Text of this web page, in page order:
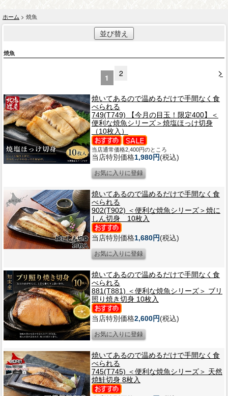
ホーム > 焼魚
並び替え
焼魚
>
1 2
焼いてあるので温めるだけで手間なく食
べられる
749(T749) 【今月の目玉！限定400】＜
便利な焼魚シリーズ＞焼塩ほっけ切身
（10枚入）
当店通常価格2,400円のところ
当店特別価格1,980円(税込)
焼いてあるので温めるだけで手間なく食
べられる
902(T902) ＜便利な焼魚シリーズ＞焼に
しん切身 10枚入
当店特別価格1,680円(税込)
焼いてあるので温めるだけで手間なく食
べられる
881(T881) ＜便利な焼魚シリーズ＞ ブリ
照り焼き切身 10枚入
当店特別価格2,600円(税込)
焼いてあるので温めるだけで手間なく食
べられる
745(T745) ＜便利な焼魚シリーズ＞ 天然
焼鮭切身 8枚入